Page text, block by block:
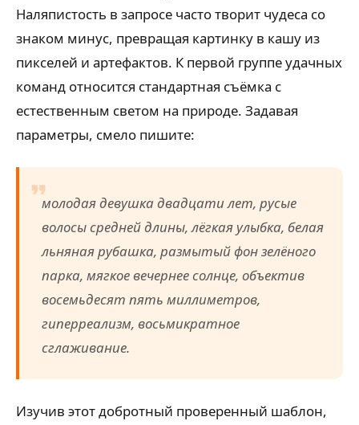
Наляпистость в запросе часто творит чудеса со
знаком минус, превращая картинку в кашу из
пикселей и артефактов. К первой группе удачных
команд относится стандартная съёмка с
естественным светом на природе. Задавая
параметры, смело пишите:
молодая девушка двадцати лет, русые
волосы средней длины, лёгкая улыбка, белая
льняная рубашка, размытый фон зелёного
парка, мягкое вечернее солнце, объектив
восемьдесят пять миллиметров,
гиперреализм, восьмикратное
сглаживание.
Изучив этот добротный проверенный шаблон,